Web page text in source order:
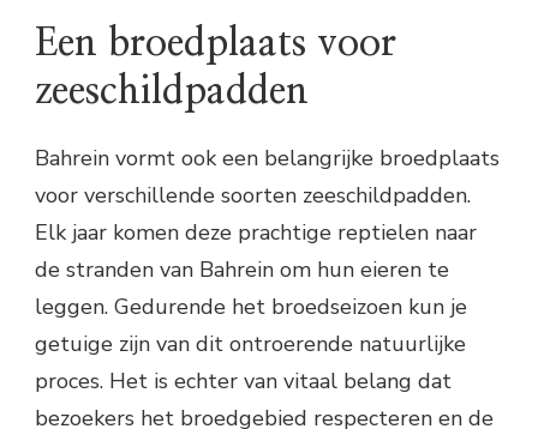
Een broedplaats voor
zeeschildpadden
Bahrein vormt ook een belangrijke broedplaats
voor verschillende soorten zeeschildpadden.
Elk jaar komen deze prachtige reptielen naar
de stranden van Bahrein om hun eieren te
leggen. Gedurende het broedseizoen kun je
getuige zijn van dit ontroerende natuurlijke
proces. Het is echter van vitaal belang dat
bezoekers het broedgebied respecteren en de